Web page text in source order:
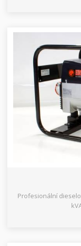
Profesionální